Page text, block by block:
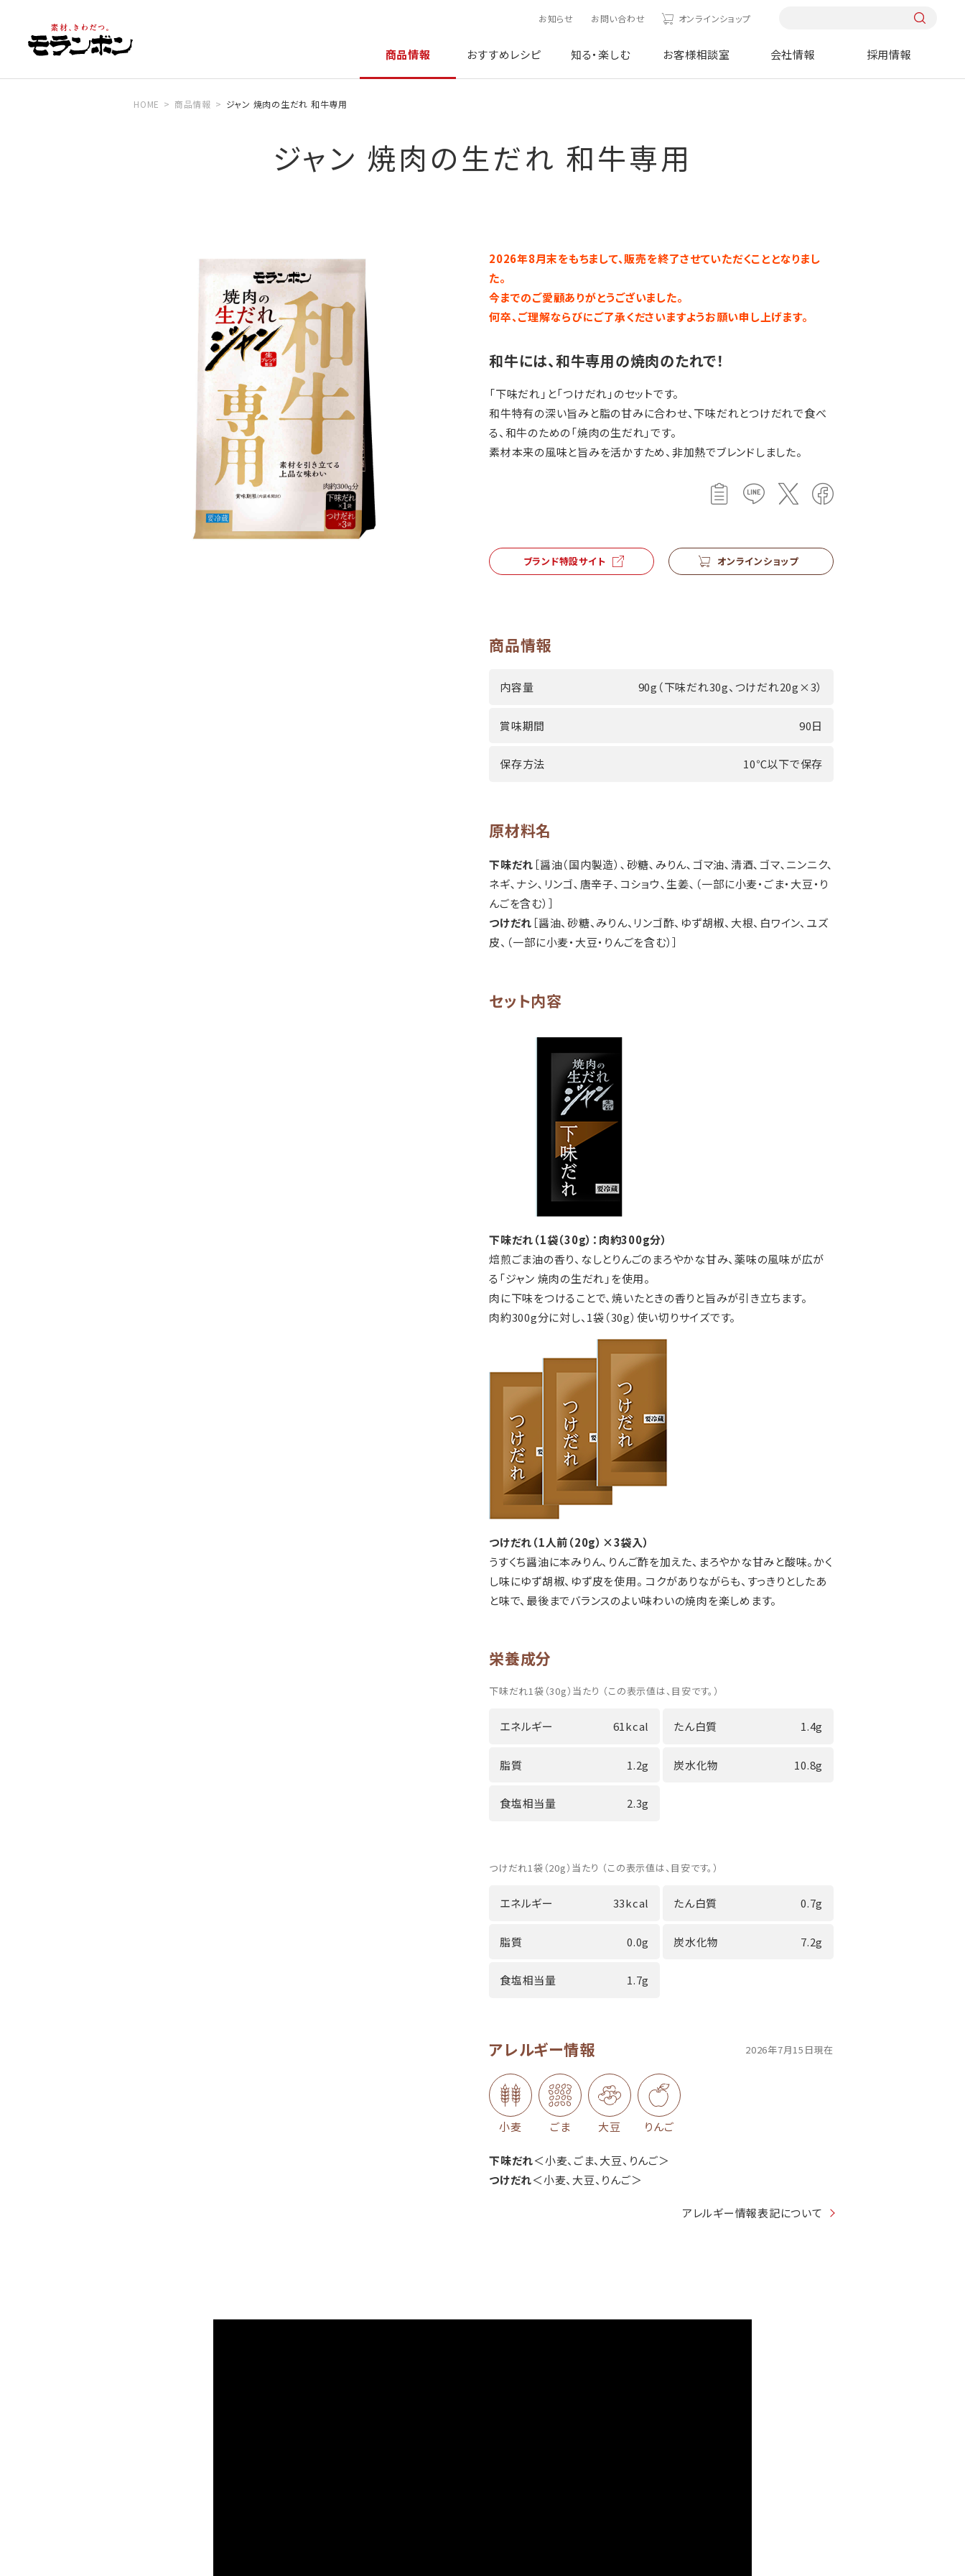
お知らせ お問い合わせ オンラインショップ
商品情報 おすすめレシピ 知る・楽しむ お客様相談室 会社情報 採用情報
HOME 商品情報 ジャン 焼肉の生だれ 和牛専用
ジャン 焼肉の生だれ 和牛専用
2026年8月末をもちまして、販売を終了させていただくこととなりまし
た。
今までのご愛顧ありがとうございました。
何卒、ご理解ならびにご了承くださいますようお願い申し上げます。
和牛には、和牛専用の焼肉のたれで！
「下味だれ」と「つけだれ」のセットです。
和牛特有の深い旨みと脂の甘みに合わせ、下味だれとつけだれで食べ
る、和牛のための「焼肉の生だれ」です。
素材本来の風味と旨みを活かすため、非加熱でブレンドしました。
ブランド特設サイト オンラインショップ
商品情報
内容量 90g（下味だれ30g、つけだれ20g×3）
賞味期間 90日
保存方法 10℃以下で保存
原材料名
下味だれ ［醤油（国内製造）､砂糖､みりん､ゴマ油､清酒､ゴマ､ニンニク､
ネギ､ナシ､リンゴ､唐辛子､コショウ､生姜､（一部に小麦・ごま・大豆・り
んごを含む）］
つけだれ ［醤油、砂糖、みりん、リンゴ酢、ゆず胡椒、大根、白ワイン、ユズ
皮、（一部に小麦・大豆・りんごを含む）］
セット内容
下味だれ（1袋（30g）：肉約300g分）
焙煎ごま油の香り、なしとりんごのまろやかな甘み、薬味の風味が広が
る「ジャン 焼肉の生だれ」を使用。
肉に下味をつけることで、焼いたときの香りと旨みが引き立ちます。
肉約300g分に対し、1袋（30g）使い切りサイズです。
つけだれ（1人前（20g）×3袋入）
うすくち醤油に本みりん、りんご酢を加えた、まろやかな甘みと酸味。かく
し味にゆず胡椒、ゆず皮を使用。 コクがありながらも、すっきりとしたあ
と味で、最後までバランスのよい味わいの焼肉を楽しめます。
栄養成分
下味だれ1袋（30g）当たり （この表示値は、目安です。）
エネルギー 61kcal たん白質 1.4g
脂質 1.2g 炭水化物 10.8g
食塩相当量 2.3g
つけだれ1袋（20g）当たり （この表示値は、目安です。）
エネルギー 33kcal たん白質 0.7g
脂質 0.0g 炭水化物 7.2g
食塩相当量 1.7g
アレルギー情報 2026年7月15日現在
小麦 ごま 大豆 りんご
下味だれ＜小麦、ごま、大豆、りんご＞
つけだれ＜小麦、大豆、りんご＞
アレルギー情報表記について